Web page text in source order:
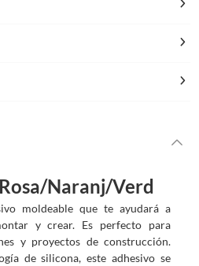
Naranj/Verd
moldeable que te ayudará a
y crear. Es perfecto para
y proyectos de construcción.
de silicona, este adhesivo se